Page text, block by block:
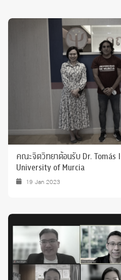
คณะจิตวิทยาต้อนรับ Dr. Tomás
University of Murcia
19 Jan 2023